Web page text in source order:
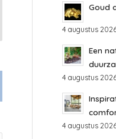
Goud
4 augustus
Een
4 augustus
4 augustus